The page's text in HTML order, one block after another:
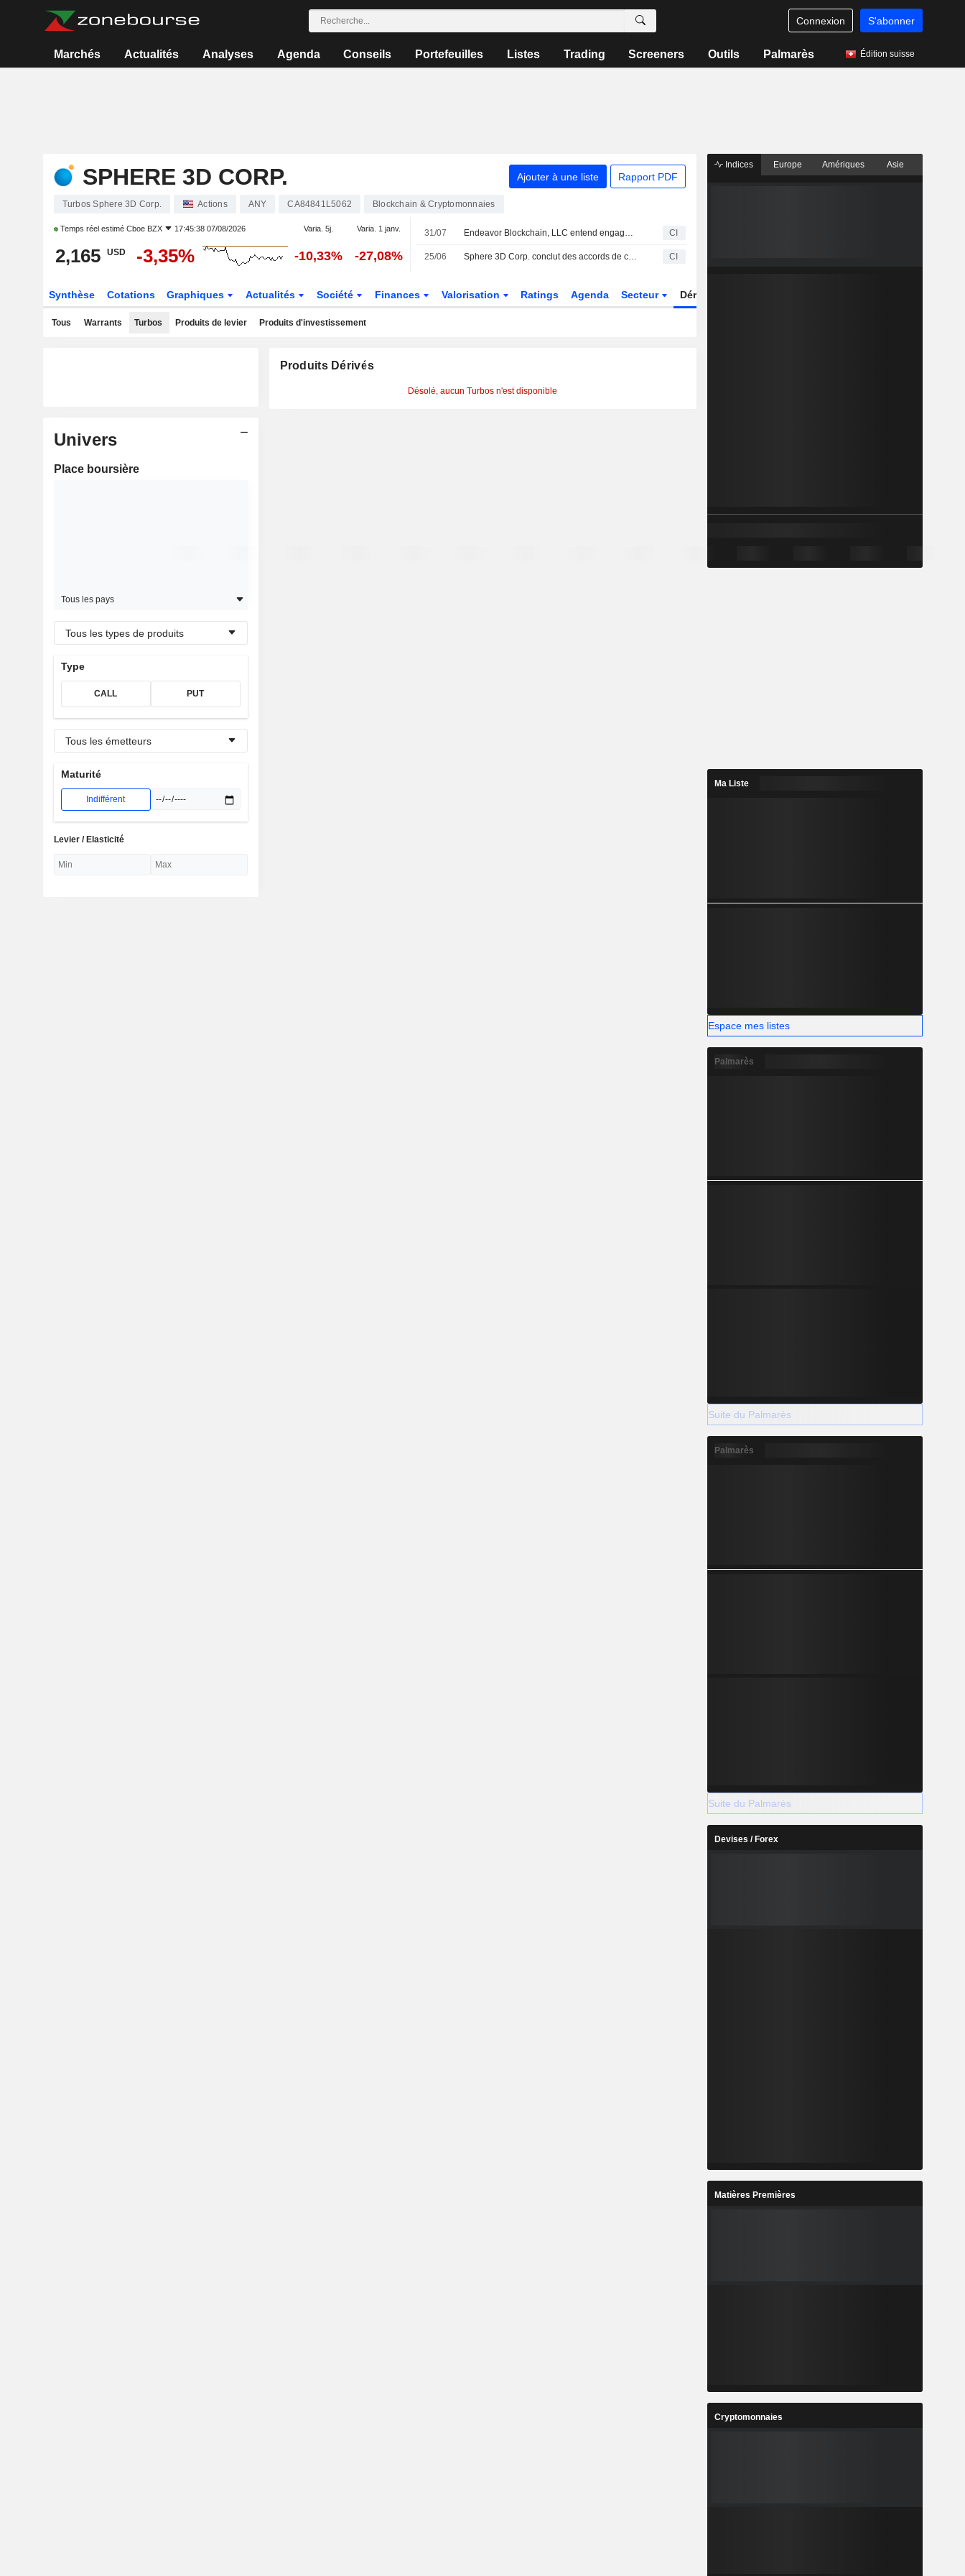
Connexion S'abonner
Marchés Actualités Analyses Agenda Conseils Portefeuilles Listes Trading Screeners Outils Palmarès Édition suisse
SPHERE 3D CORP. Ajouter à une liste Rapport PDF
Turbos Sphere 3D Corp. Actions ANY CA84841L5062 Blockchain & Cryptomonnaies
Temps réel estimé Cboe BZX 17:45:38 07/08/2026 Varia. 5j. Varia. 1 janv.
2,165 USD -3,35% -10,33% -27,08%
31/07 Endeavor Blockchain, LLC entend engager le dialogue avec Sphere 3D Corp CI
25/06 Sphere 3D Corp. conclut des accords de co-minage avec Bitdeer Technologies Group pour l'exploitation de 30 megawatts de capacite CI
Synthèse Cotations Graphiques Actualités Société Finances Valorisation Ratings Agenda Secteur Dérivés
Tous Warrants Turbos Produits de levier Produits d'investissement
Univers
Place boursière
Tous les pays
Tous les types de produits
Type
CALL PUT
Tous les émetteurs
Maturité
Indifférent
Levier / Elasticité
Produits Dérivés
Désolé, aucun Turbos n'est disponible
Indices Europe Amériques Asie
Ma Liste
Espace mes listes
Palmarès
Suite du Palmarès
Palmarès
Suite du Palmarès
Devises / Forex
Matières Premières
Cryptomonnaies